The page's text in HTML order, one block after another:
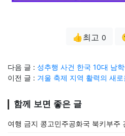
👍최고 0
다음 글 : 성추행 사건 한국 10대 남
이전 글 : 겨울 축제 지역 활력의 새
함께 보면 좋은 글
여행 금지 콩고민주공화국 북키부주